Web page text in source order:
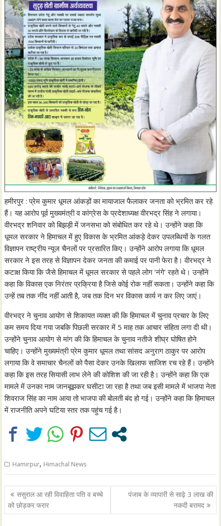
हमीरपुर : प्रेम कुमार धूमल आंकड़ों का मायाजाल फैलाकर जनता को भ्रमित कर रहे
हैं। यह आरोप पूर्व मुख्यमंत्री व कांग्रेस के प्रदेशाध्यक्ष वीरभद्र सिंह ने लगाया।
वीरभद्र शनिवार को बिझड़ी में जनसभा को संबोधित कर रहे थे। उन्होंने कहा कि
धूमल सरकार ने हिमाचल में हुए विकास के भ्रमित आंकड़े देकर उपलब्धियों के गलत
विज्ञापन राष्ट्रीय न्यूज चैनलों पर प्रसारित किए। उन्होंने आरोप लगाया कि धूमल
सरकार ने इस तरह से विज्ञापन देकर जनता की कमाई पर पानी फेरा है। वीरभद्र ने
कटाक्ष किया कि जैसे हिमाचल में धूमल सरकार से पहले लोग ‘नंगे’ रहते थे। उन्होंने
कहा कि विकास एक निरंतर प्रक्रिया है जिसे कोई रोक नहीं सकता। उन्होंने कहा कि
उन्हें तब तक नींद नहीं आती है, जब तक दिन भर विकास कार्य न कर लिए जाएं।
वीरभद्र ने चुनाव आयोग से शिकायत व्यक्त की कि हिमाचल में चुनाव प्रचार के लिए
कम समय दिया गया जबकि पिछली सरकार में 5 माह तक आचार संहिता लगा दी थी।
उन्होंने चुनाव आयोग से मांग की कि हिमाचल के चुनाव नतीजे शीघ्र घोषित होने
चाहिए। उन्होंने मुख्यमंत्री प्रेम कुमार धूमल तथा सांसद अनुराग ठाकुर पर आरोप
लगाया कि वे समाचार चैनलों को पैसा देकर उनके खिलाफ साजिश रच रहे हैं। उन्होंने
कहा कि इस तरह सियासी लाभ लेने की कोशिश की जा रही है। उन्होंने कहा कि एक
मामले में उनका नाम जानबूझकर घसीटा जा रहा है तथा जब इसी मामले में भाजपा नेता
शिवराज सिंह का नाम आया तो भाजपा की बोलती बंद हो गई। उन्होंने कहा कि हिमाचल
में राजनीति अपने घटिया स्तर तक पहुंच गई है।
Hamirpur, Himachal News
Post
navigation
ससुराल आ रही विवाहिता पति व बच्चे
को छोड़कर फरार
पंजाब के व्यापारी से साढ़े 3 लाख की
नकदी बरामद